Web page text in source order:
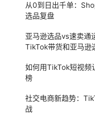
从0到日出千单：
选品复盘
亚马逊选品vs速卖通
TikTok带货和亚马逊
如何用TikTok短视频
榜
社交电商新趋势：
战